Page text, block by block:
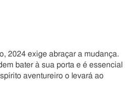
2024 exige abraçar a mudança.
bater à sua porta e é essencial
aventureiro o levará ao